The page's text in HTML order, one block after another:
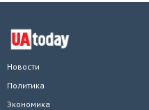
Новости
Политика
Экономика